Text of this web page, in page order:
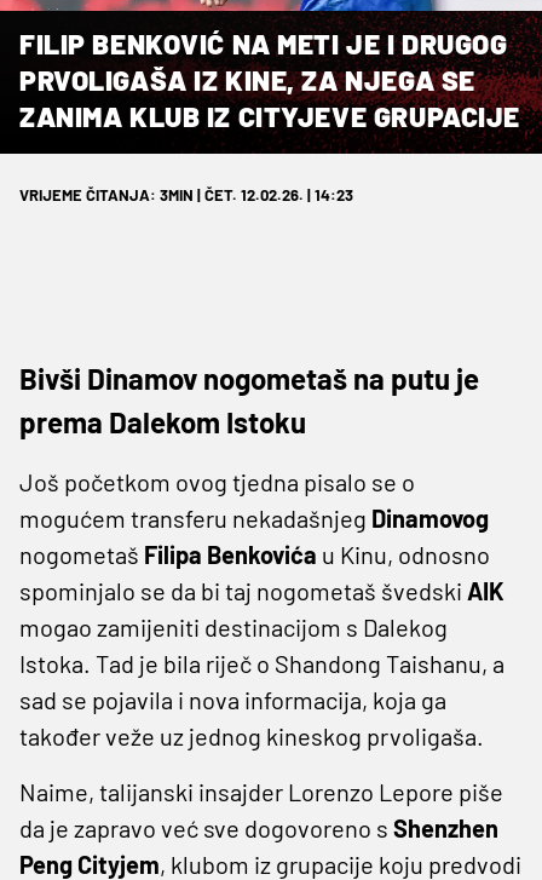
FILIP BENKOVIĆ NA METI JE I DRUGOG
PRVOLIGAŠA IZ KINE, ZA NJEGA SE
ZANIMA KLUB IZ CITYJEVE GRUPACIJE
VRIJEME ČITANJA: 3MIN | ČET. 12.02.26. | 14:23
Bivši Dinamov nogometaš na putu je
prema Dalekom Istoku
Još početkom ovog tjedna pisalo se o
mogućem transferu nekadašnjeg Dinamovog
nogometaš Filipa Benkovića u Kinu, odnosno
spominjalo se da bi taj nogometaš švedski AIK
mogao zamijeniti destinacijom s Dalekog
Istoka. Tad je bila riječ o Shandong Taishanu, a
sad se pojavila i nova informacija, koja ga
također veže uz jednog kineskog prvoligaša.
Naime, talijanski insajder Lorenzo Lepore piše
da je zapravo već sve dogovoreno s Shenzhen
Peng Cityjem, klubom iz grupacije koju predvodi